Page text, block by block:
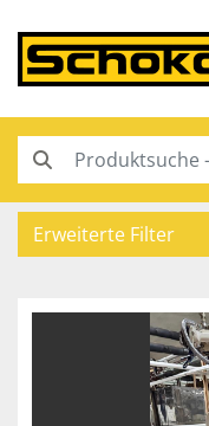
Erweiterte Filter